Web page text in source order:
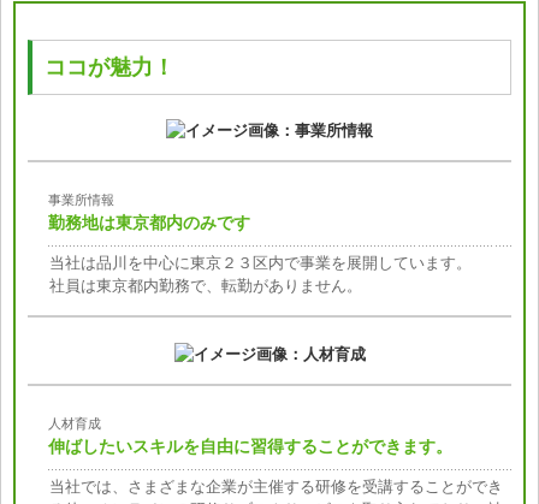
ココが魅力！
事業所情報
勤務地は東京都内のみです
当社は品川を中心に東京２３区内で事業を展開しています。
社員は東京都内勤務で、転勤がありません。
人材育成
伸ばしたいスキルを自由に習得することができます。
当社では、さまざまな企業が主催する研修を受講することができ